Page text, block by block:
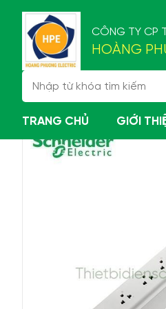
CÔNG TY CP
HOÀNG
TRANG CHỦ GIỚI
Top 3
hình